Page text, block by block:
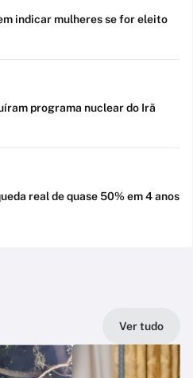
indicar mulheres se for eleito
programa nuclear do Irã
real de quase 50% em 4 anos
Ver tudo